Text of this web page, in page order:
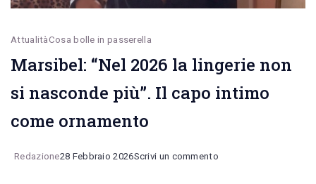
ma
AttualitàCosa bolle in passerella
Marsibel: “Nel 2026 la lingerie non
si nasconde più”. Il capo intimo
come ornamento
Redazione28 Febbraio 2026Scrivi un commentoon